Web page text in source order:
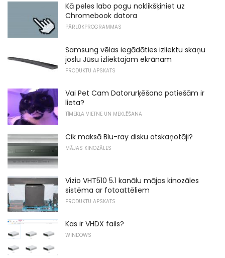
Kā peles labo pogu noklikšķiniet uz
Chromebook datora
PĀRLŪKPROGRAMMAS
Samsung vēlas iegādāties izliektu skaņu
joslu Jūsu izliektajam ekrānam
PRODUKTU APSKATS
Vai Pet Cam Datorurķēšana patiešām ir
lieta?
TĪMEKĻA VIETNE UN MEKLĒŠANA
Cik maksā Blu-ray disku atskaņotāji?
MĀJAS KINOZĀLES
Vizio VHT510 5.1 kanālu mājas kinozāles
sistēma ar fotoattēliem
PRODUKTU APSKATS
Kas ir VHDX fails?
WINDOWS